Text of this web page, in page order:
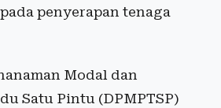
penyerapan tenaga
Modal dan
Satu Pintu (DPMPTSP)